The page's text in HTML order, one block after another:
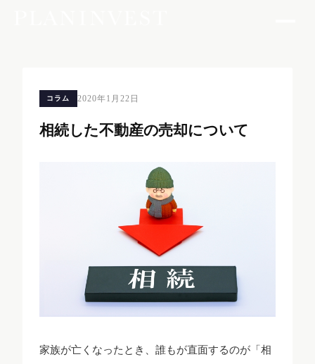
コラム 2020年1月22日
相続した不動産の売却について
家族が亡くなったとき、誰もが直面するのが「相